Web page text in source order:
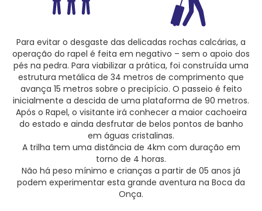
Para evitar o desgaste das delicadas rochas calcárias, a
operação do rapel é feita em negativo – sem o apoio dos
pés na pedra. Para viabilizar a prática, foi construída uma
estrutura metálica de 34 metros de comprimento que
avança 15 metros sobre o precipício. O passeio é feito
inicialmente a descida de uma plataforma de 90 metros.
Após o Rapel, o visitante irá conhecer a maior cachoeira
do estado e ainda desfrutar de belos pontos de banho
em águas cristalinas.
A trilha tem uma distância de 4km com duração em
torno de 4 horas.
Não há peso mínimo e crianças a partir de 05 anos já
podem experimentar esta grande aventura na Boca da
Onça.